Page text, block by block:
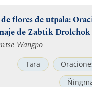
flores de utpala:
de Zabtik Drolchok
Wangpo
Tārā